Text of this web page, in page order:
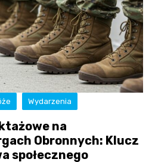
Wydarzenia
na
Obronnych: Klucz
społecznego